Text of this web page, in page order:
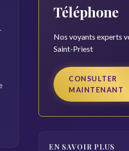
Téléphone
Nos voyants experts
Saint-Priest
CONSULTER
MAINTENANT
EN SAVOIR PLUS